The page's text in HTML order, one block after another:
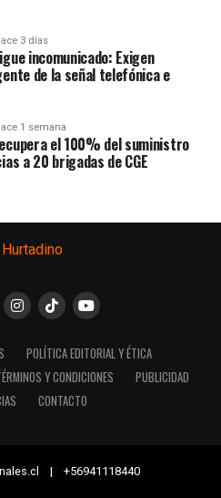
3 días
incomunicado: Exigen
de la señal telefónica e
1 semana
el 100% del suministro
a 20 brigadas de CGE
POLÍTICA EDITORIAL Y ÉTICA
Y CONDICIONES
PUBLICIDAD
CONTACTO
| +56941118440